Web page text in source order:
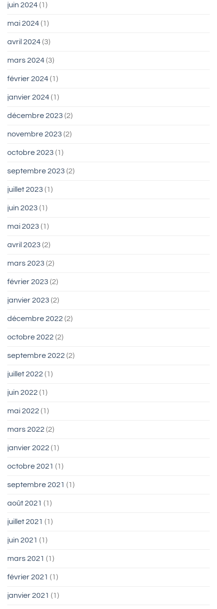
juin 2024(1)
mai 2024(1)
avril 2024(3)
mars 2024(3)
février 2024(1)
janvier 2024(1)
décembre 2023 (2)
novembre 2023 (2)
octobre 2023 (1)
septembre 2023 (2)
juillet 2023 (1)
juin 2023 (1)
mai 2023 (1)
avril 2023 (2)
mars 2023 (2)
février 2023 (2)
janvier 2023 (2)
décembre 2022 (2)
octobre 2022 (2)
septembre 2022 (2)
juillet 2022 (1)
juin 2022 (1)
mai 2022 (1)
mars 2022 (2)
janvier 2022 (1)
octobre 2021 (1)
septembre 2021 (1)
août 2021 (1)
juillet 2021 (1)
juin 2021 (1)
mars 2021 (1)
février 2021 (1)
janvier 2021 (1)